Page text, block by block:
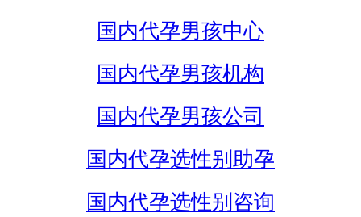
国内代孕男孩中心
国内代孕男孩机构
国内代孕男孩公司
国内代孕选性别助孕
国内代孕选性别咨询